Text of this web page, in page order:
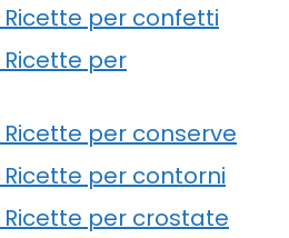
per confetti
per
per conserve
per contorni
per crostate